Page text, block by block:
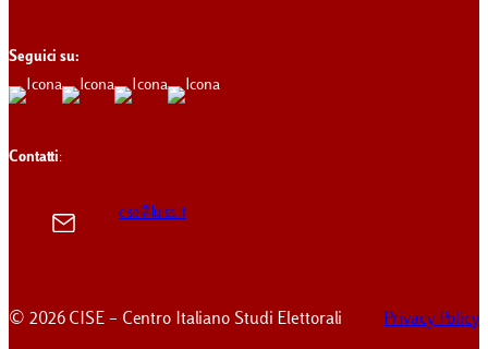
Seguici su:
Contatti:
cise@luiss.it
© 2026 CISE – Centro Italiano Studi Elettorali Privacy Policy